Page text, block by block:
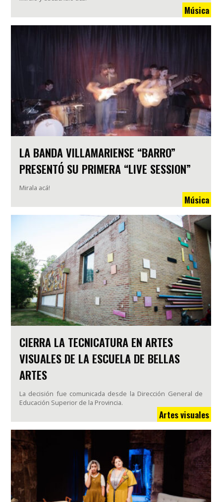
Música
LA BANDA VILLAMARIENSE “BARRO”
PRESENTÓ SU PRIMERA “LIVE SESSION”
Mirala acá!
Música
CIERRA LA TECNICATURA EN ARTES
VISUALES DE LA ESCUELA DE BELLAS
ARTES
La decisión fue comunicada desde la Dirección General de
Educación Superior de la Provincia.
Artes visuales